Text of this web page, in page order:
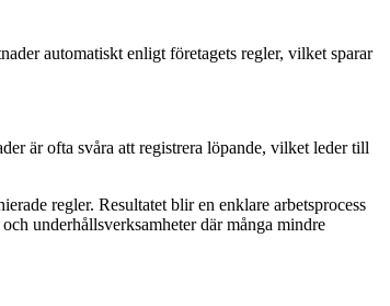
automatiskt enligt företagets regler, vilket sparar
är ofta svåra att registrera löpande, vilket leder till
regler. Resultatet blir en enklare arbetsprocess
underhållsverksamheter där många mindre